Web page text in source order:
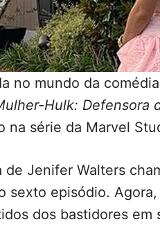
no mundo da
Hulk: Defensora
série da Marvel
Jenifer Walters
sexto episódio.
dos bastidores em